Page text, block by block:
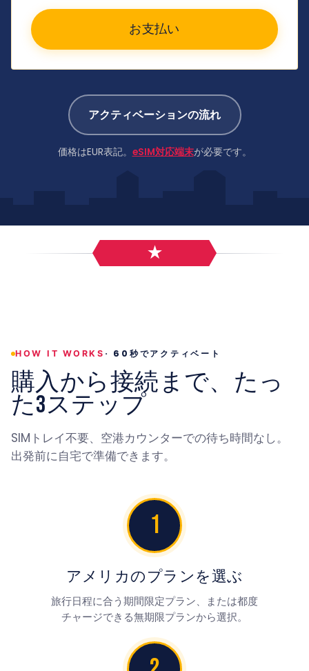
お支払い
アクティベーションの流れ
価格はEUR表記。 eSIM対応端末が必要です。
HOW IT WORKS · 60秒でアクティベート
購入から接続まで、たっ
た3ステップ
SIMトレイ不要、空港カウンターでの待ち時間なし。
出発前に自宅で準備できます。
1
アメリカのプランを選ぶ
旅行日程に合う期間限定プラン、または都度
チャージできる無期限プランから選択。